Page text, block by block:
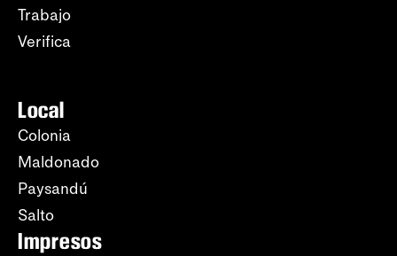
Trabajo
Verifica
Local
Colonia
Maldonado
Paysandú
Salto
Impresos